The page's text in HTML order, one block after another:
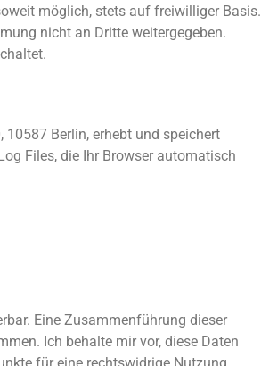
möglich, stets auf freiwilliger Basis.
nicht an Dritte weitergegeben.
10587 Berlin, erhebt und speichert
Files, die Ihr Browser automatisch
Eine Zusammenführung dieser
Ich behalte mir vor, diese Daten